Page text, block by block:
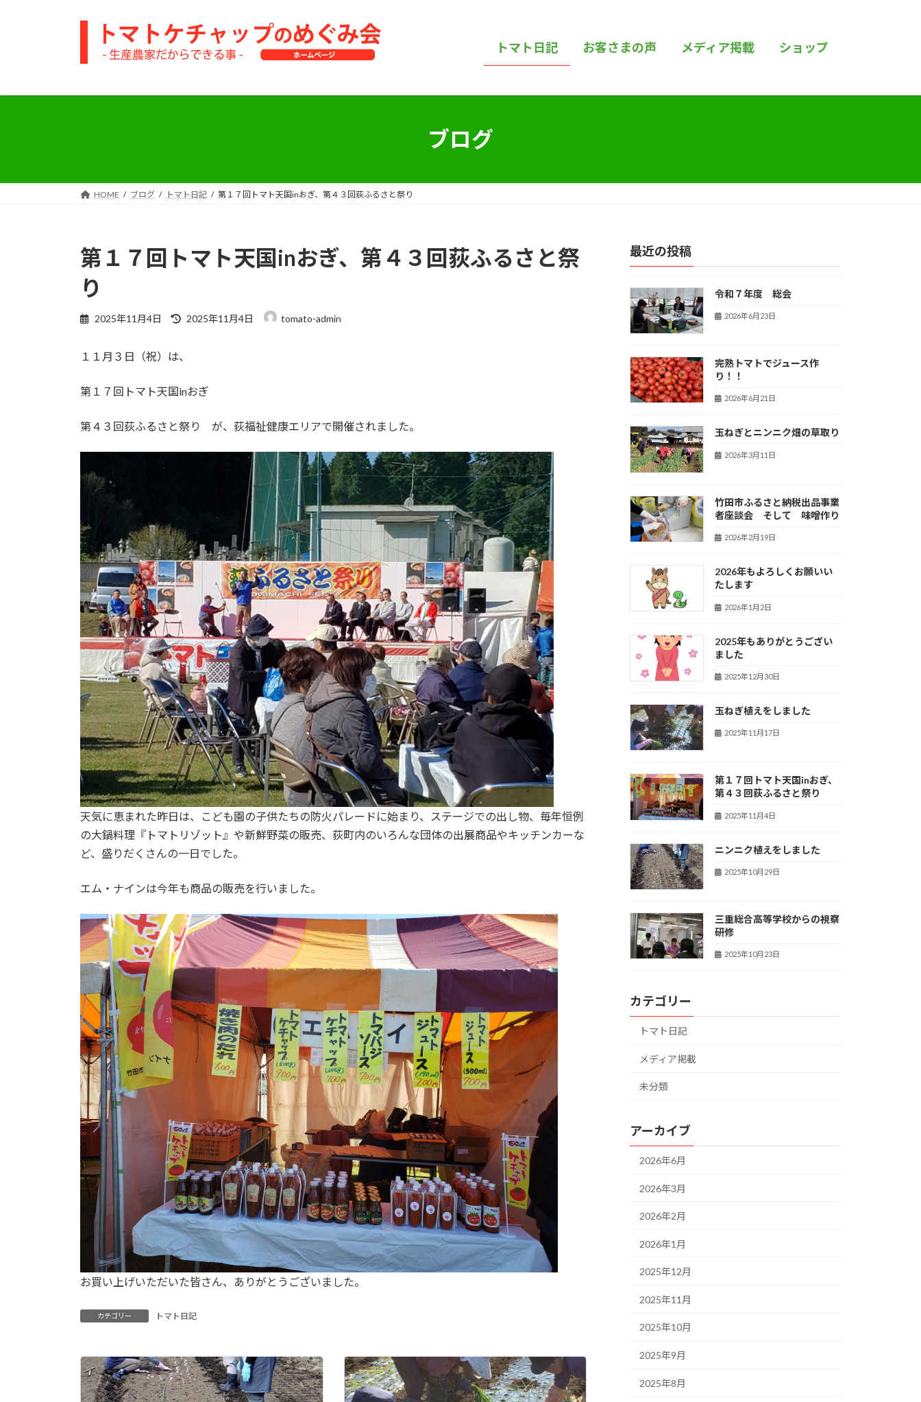
トマト日記 お客さまの声 メディア掲載 ショップ
ブログ
HOME ブログ トマト日記 第１７回トマト天国inおぎ、第４３回荻ふるさと祭り
第１７回トマト天国inおぎ、第４３回荻ふるさと祭
り
2025年11月4日
最
:
2025年11月4日 tomato-admin
１１月３日（祝）は、
第１７回トマト天国inおぎ
第４３回荻ふるさと祭り が、荻福祉健康エリアで開催されました。
天気に恵まれた昨日は、こども園の子供たちの防火パレードに始まり、ステージでの出し物、毎年恒例
の大鍋料理『トマトリゾット』や新鮮野菜の販売、荻町内のいろんな団体の出展商品やキッチンカーな
ど、盛りだくさんの一日でした。
エム・ナインは今年も商品の販売を行いました。
お買い上げいただいた皆さん、ありがとうございました。
カテゴリー トマト日記
最近の投稿
令和７年度 総会
2026年6月23日
完熟トマトでジュース作
り！！
2026年6月21日
玉ねぎとニンニク畑の草取り
2026年3月11日
竹田市ふるさと納税出品事業
者座談会 そして 味噌作り
2026年2月19日
2026年もよろしくお願いい
たします
2026年1月2日
2025年もありがとうござい
ました
2025年12月30日
玉ねぎ植えをしました
2025年11月17日
第１７回トマト天国inおぎ、
第４３回荻ふるさと祭り
2025年11月4日
ニンニク植えをしました
2025年10月29日
三重総合高等学校からの視察
研修
2025年10月23日
カテゴリー
トマト日記
メディア掲載
未分類
アーカイブ
2026年6月
2026年3月
2026年2月
2026年1月
2025年12月
2025年11月
2025年10月
2025年9月
2025年8月